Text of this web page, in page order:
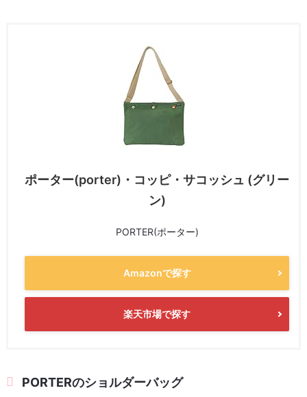
ポーター(porter)・コッピ・サコッシュ (グリー
ン)
PORTER(ポーター)
Amazonで探す
楽天市場で探す
PORTERのショルダーバッグ